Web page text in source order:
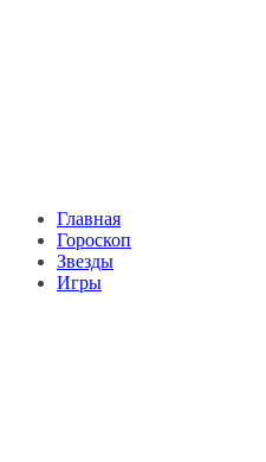
Главная
Гороскоп
Звезды
Игры